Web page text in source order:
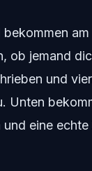
ob jemand
und
Unten
eine